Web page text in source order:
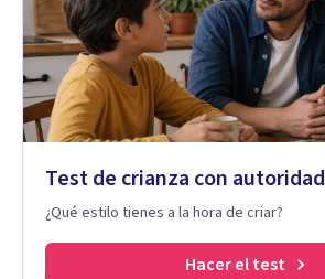
Test de crianza con autoridad
¿Qué estilo tienes a la hora de criar?
Hacer el test